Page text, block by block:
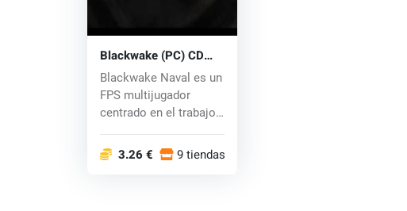
Blackwake (PC) CD
key
Blackwake Naval es un
FPS multijugador
centrado en el trabajo
3.26 € 9 tiendas